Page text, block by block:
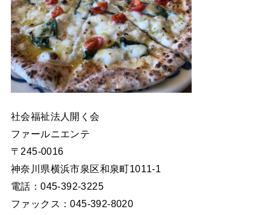
社会福祉法人開く会
ファールニエンテ
〒245-0016
神奈川県横浜市泉区和泉町1011-1
電話：045-392-3225
ファックス：045-392-8020